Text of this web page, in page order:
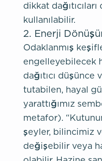
dikkat
kullanılabilir.
2. Enerji
Odaklanmış
engelleyebilecek
dağıtıcı düşünce
tutabilen, hayal
yarattığımız
metafor).
şeyler, bilincimiz
değişebilir veya